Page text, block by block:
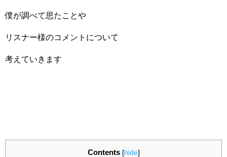
僕が調べて思たことや
リスナー様のコメントについて
考えていきます
Contents [hide]